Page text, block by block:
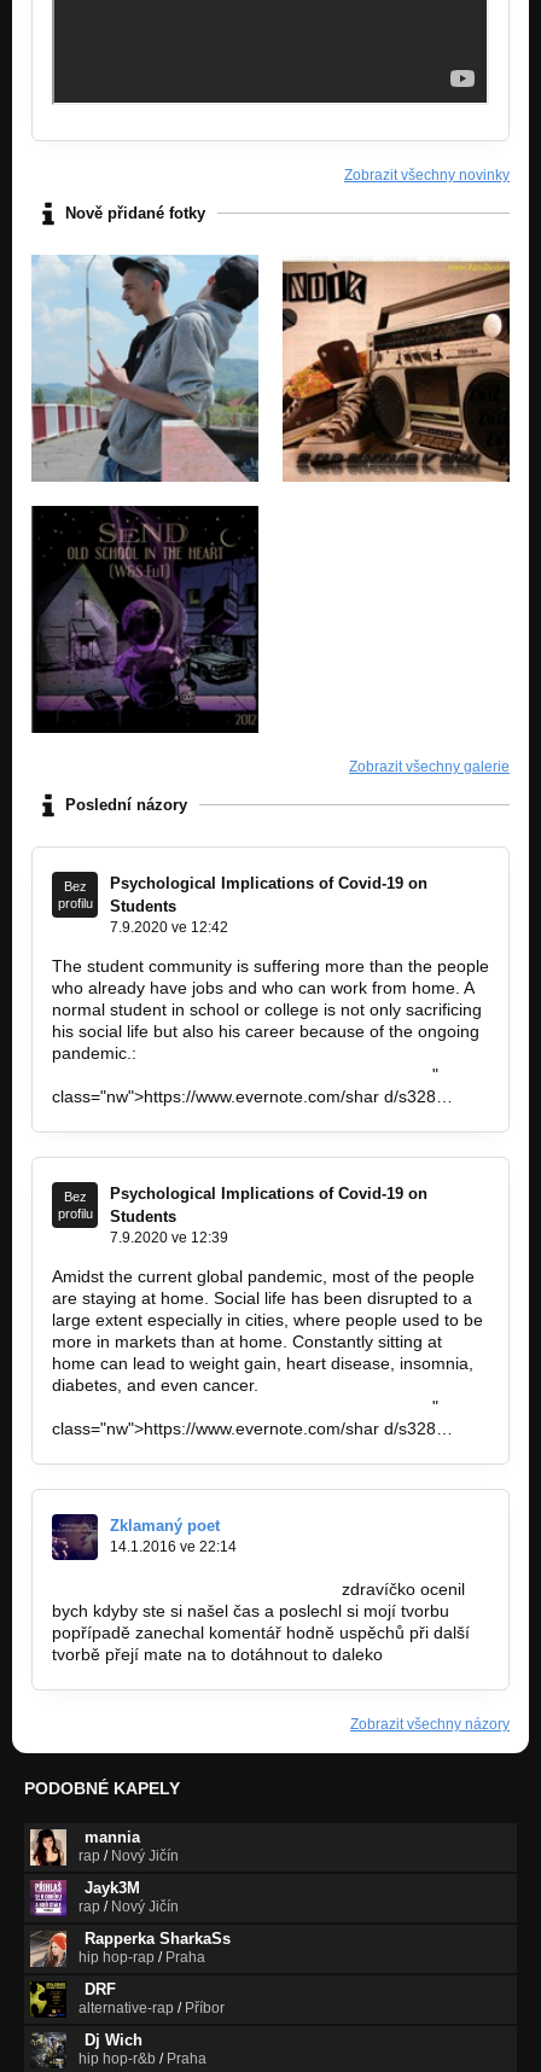
Zobrazit všechny novinky
Nově přidané fotky
Zobrazit všechny galerie
Poslední názory
Bez
profilu
Psychological Implications of Covid-19 on
Students
7.9.2020 ve 12:42
The student community is suffering more than the people
who already have jobs and who can work from home. A
normal student in school or college is not only sacrificing
his social life but also his career because of the ongoing
pandemic.:
"
class="nw">https://www.evernote.com/shar d/s328…
Bez
profilu
Psychological Implications of Covid-19 on
Students
7.9.2020 ve 12:39
Amidst the current global pandemic, most of the people
are staying at home. Social life has been disrupted to a
large extent especially in cities, where people used to be
more in markets than at home. Constantly sitting at
home can lead to weight gain, heart disease, insomnia,
diabetes, and even cancer.
"
class="nw">https://www.evernote.com/shar d/s328…
Zklamaný poet
14.1.2016 ve 22:14
zdravíčko ocenil
bych kdyby ste si našel čas a poslechl si mojí tvorbu
popřípadě zanechal komentář hodně uspěchů při další
tvorbě přejí mate na to dotáhnout to daleko
Zobrazit všechny názory
PODOBNÉ KAPELY
mannia
rap / Nový Jičín
Jayk3M
rap / Nový Jičín
Rapperka SharkaSs
hip hop-rap / Praha
DRF
alternative-rap / Příbor
Dj Wich
hip hop-r&b / Praha